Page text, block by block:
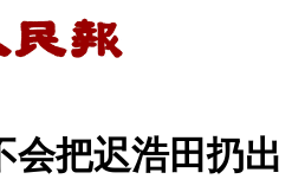
会把迟浩田扔出